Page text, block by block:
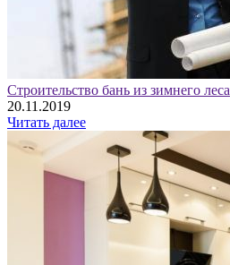
Строительство бань из зимнего леса
20.11.2019
Читать далее